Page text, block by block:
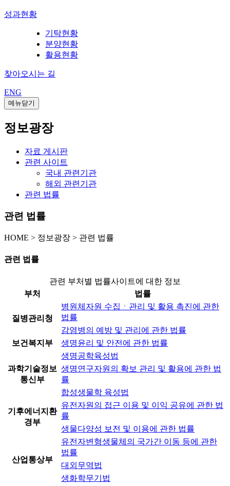
성과현황
기탁현황
분양현황
활용현황
찾아오시는 길
ENG
메뉴닫기
정보광장
자료 게시판
관련 사이트
국내 관련기관
해외 관련기관
관련 법률
관련 법률
HOME > 정보광장 > 관련 법률
관련 법률
관련 부처별 법률사이트에 대한 정보
부처
법률
질병관리청
병원체자원 수집ㆍ관리 및 활용 촉진에 관한
법률
감염병의 예방 및 관리에 관한 법률
보건복지부
생명윤리 및 안전에 관한 법률
과학기술정보
통신부
생명공학육성법
생명연구자원의 확보 관리 및 활용에 관한 법
률
합성생물학 육성법
기후에너지환
경부
유전자원의 접근 이용 및 이익 공유에 관한 법
률
생물다양성 보전 및 이용에 관한 법률
산업통상부
유전자변형생물체의 국가간 이동 등에 관한
법률
대외무역법
생화학무기법